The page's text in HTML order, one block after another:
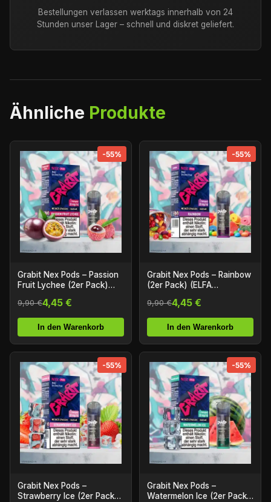
Bestellungen verlassen werktags innerhalb von 24
Stunden unser Lager – schnell und diskret geliefert.
Ähnliche Produkte
-55%
Grabit Nex Pods – Passion
Fruit Lychee (2er Pack)
9,90 €4,45 €
In den Warenkorb
-55%
Grabit Nex Pods – Rainbow
(2er Pack) (ELFA
9,90 €4,45 €
In den Warenkorb
-55%
Grabit Nex Pods –
Strawberry Ice (2er Pack)
-55%
Grabit Nex Pods –
Watermelon Ice (2er Pack)